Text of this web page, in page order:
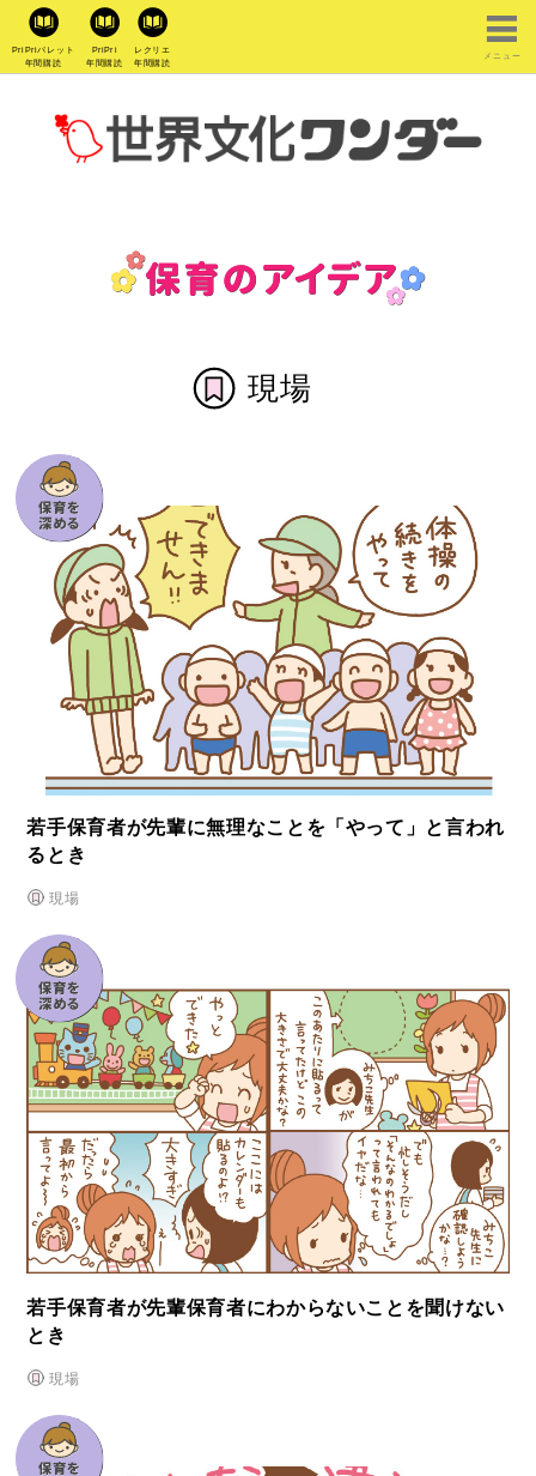
PriPriパレット
年間購読
PriPri
年間購読
レクリエ
年間購読
メニュー
現場
若⼿保育者が先輩に無理なことを「やって」と⾔われ
るとき
現場
若⼿保育者が先輩保育者にわからないことを聞けない
とき
現場